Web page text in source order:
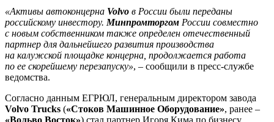
«Активы автоконцерна Volvo в России были переданы
российскому инвестору. Минпромторгом России совместно
с новым собственником также определен отечественный
партнер для дальнейшего развития производства
на калужской площадке концерна, продолжается работа
по ее скорейшему перезапуску», – сообщили в пресс-службе
ведомства.
Согласно данным ЕГРЮЛ, генеральным директором завода
Volvo Trucks («Стоков Машинное Оборудование», ранее –
«Вольво Восток») стал партнер Игоря Кима по бизнесу